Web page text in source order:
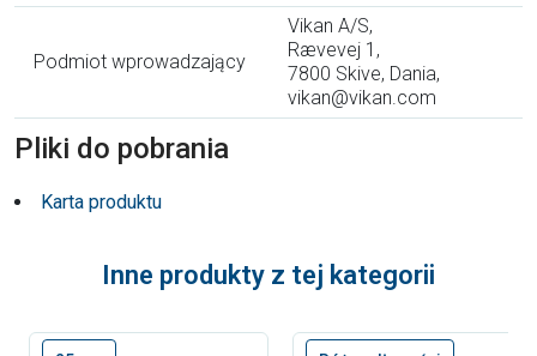
Podmiot wprowadzający
Vikan A/S,
Rævevej 1,
7800 Skive, Dania,
vikan@vikan.com
Pliki do pobrania
Karta produktu
Inne produkty z tej kategorii